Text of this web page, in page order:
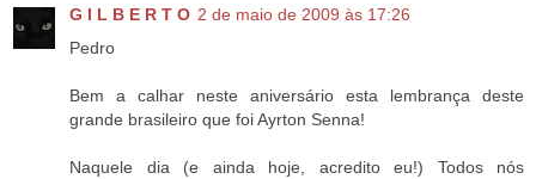
G I L B E R T O 2 de maio de 2009 às 17:26
Pedro
Bem a calhar neste aniversário esta lembrança deste
grande brasileiro que foi Ayrton Senna!
Naquele dia (e ainda hoje, acredito eu!) Todos nós